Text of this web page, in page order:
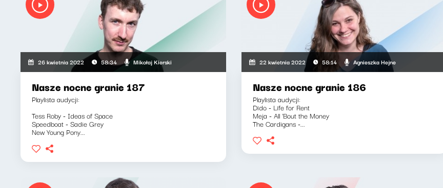
26 kwietnia 2022 58:34 Mikołaj Kierski
Nasze nocne granie 187
Playlista audycji:
Tess Roby - Ideas of Space
Speedboat - Sadie Grey
New Young Pony...
22 kwietnia 2022 58:14 Agnieszka Hejne
Nasze nocne granie 186
Playlista audycji:
Dido - Life for Rent
Meja - All 'Bout the Money
The Cardigans -...